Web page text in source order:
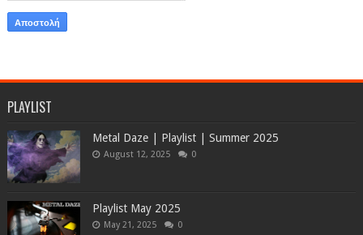
PLAYLIST
Metal Daze | Playlist | Summer 2025
August 12, 2025 0
Playlist May 2025
May 21, 2025 0